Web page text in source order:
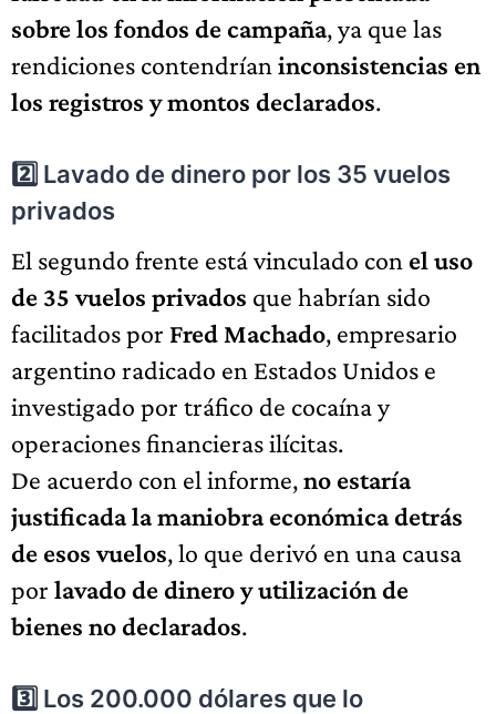
sobre los fondos de campaña, ya que las
rendiciones contendrían inconsistencias en
los registros y montos declarados.
2️⃣ Lavado de dinero por los 35 vuelos
privados
El segundo frente está vinculado con el uso
de 35 vuelos privados que habrían sido
facilitados por Fred Machado, empresario
argentino radicado en Estados Unidos e
investigado por tráfico de cocaína y
operaciones financieras ilícitas.
De acuerdo con el informe,no estaría
justificada la maniobra económica detrás
de esos vuelos, lo que derivó en una causa
por lavado de dinero y utilización de
bienes no declarados.
3️⃣ Los 200.000 dólares que lo